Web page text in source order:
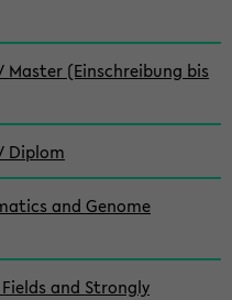
(Einschreibung bis
Diplom
and Genome
and Strongly